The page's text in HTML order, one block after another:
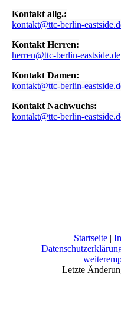
Kontakt allg.:
kontakt@ttc-berlin-
Kontakt Herren:
herren@ttc-berlin-eastside.de
Kontakt Damen:
kontakt@ttc-berlin-
Kontakt Nachwuchs:
kontakt@ttc-berlin-
Startseite|
|
Letzte